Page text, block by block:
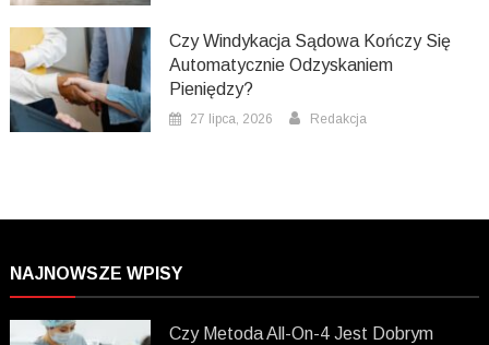
Czy Windykacja Sądowa Kończy Się
Automatycznie Odzyskaniem
Pieniędzy?
27 lipca, 2026 Redakcja
NAJNOWSZE WPISY
Czy Metoda All-On-4 Jest Dobrym